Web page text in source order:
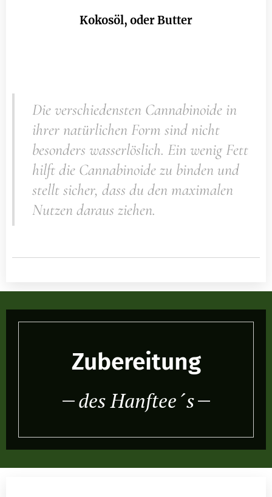
Kokosöl, oder Butter
Die verschiedensten Cannabinoide in
ihrer natürlichen Form sind nicht
besonders wasserlöslich. Ein wenig Fett
hilft die Cannabinoide zu binden und
stellt sicher, dass du den maximalen
Nutzen daraus ziehen.
Zubereitung
des Hanftee´s